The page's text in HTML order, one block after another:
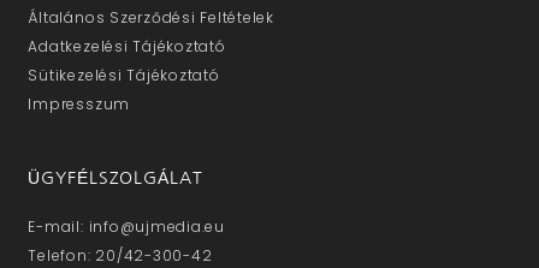
Általános Szerződési Feltételek
Adatkezelési Tájékoztató
Sütikezelési Tájékoztató
Impresszum
ÜGYFÉLSZOLGÁLAT
E-mail: info@ujmedia.eu
Telefon: 20/42-300-42